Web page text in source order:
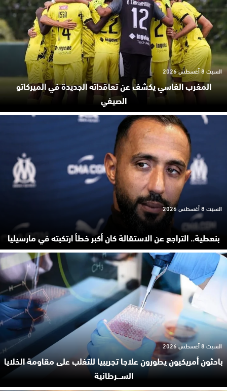
المغرب الفاسي يكشف عن تعاقداته الجديدة في الميركاتو
الصيفي
السبت 8 أغسطس 2026
بنعطية.. التراجع عن الاستقالة كان أكبر خطأ ارتكبته في مارسيليا
السبت 8 أغسطس 2026
باحثون أمريكيون يطورون علاجا تجريبيا للتغلب على مقاومة الخلايا
السـ.ـرطانية
السبت 8 أغسطس 2026